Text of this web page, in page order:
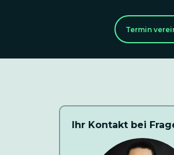
Termin
Ihr Kontakt bei